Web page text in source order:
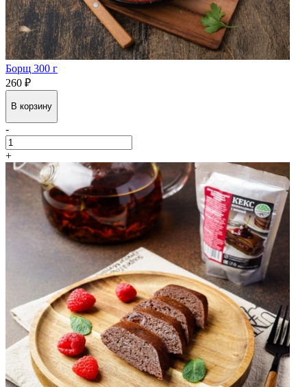
Борщ 300 г
260 ₽
В корзину
-
+